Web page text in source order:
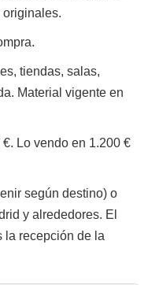
originales.
tiendas, salas,
Material vigente en
Lo vendo en 1.200 €
según destino) o
y alrededores. El
la recepción de la